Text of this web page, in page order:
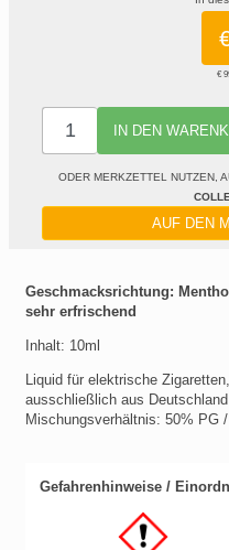
€
IN DEN
ODER MERKZETTEL NUTZEN,
AUF DEN
Geschmacksrichtung:
sehr erfrischend
Inhalt: 10ml
Liquid für elektrische
ausschließlich aus
Mischungsverhältnis: 50% PG
Gefahrenhinweise /